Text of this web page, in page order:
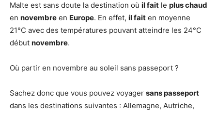
Malte est sans doute la destination où il fait le plus chaud
en novembre en Europe. En effet, il fait en moyenne
21°C avec des températures pouvant atteindre les 24°C
début novembre.
Où partir en novembre au soleil sans passeport ?
Sachez donc que vous pouvez voyager sans passeport
dans les destinations suivantes : Allemagne, Autriche,